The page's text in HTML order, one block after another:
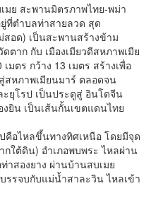
ย สะพานมิตรภาพไทย-พม่า
ที่ตำบลท่าสายลวด สุด
สอด) เป็นสะพานสร้างข้าม
ตาก กับ เมืองเมียวดีสหภาพเมีย
มตร กว้าง 13 เมตร สร้างเพื่อ
สหภาพเมียนมาร์ ตลอดจน
ะยุโรป เป็นประตูสู่ อินโดจีน
ยิน เป็นเส้นกั้นเขตแดนไทย
ไหลขึ้นทางทิศเหนือ โดยมีจุด
ใต้ดิน) อำเภอพบพระ ไหลผ่าน
าสองยาง ผ่านบ้านสบเมย
รรจบกับแม่น้ำสาละวิน ไหลเข้า